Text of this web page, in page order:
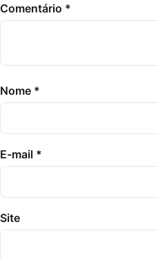
Comentário *
Nome *
E-mail *
Site